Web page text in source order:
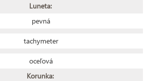
Luneta:
pevná
tachymeter
oceľová
Korunka: